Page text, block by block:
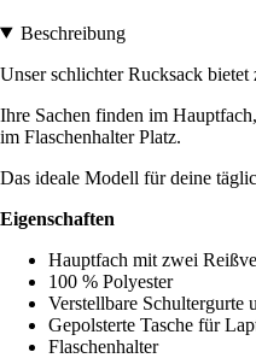
Beschreibung
Unser schlichter Rucksack bietet
Ihre Sachen finden im
im Flaschenhalter Platz.
Das ideale Modell für deine
Eigenschaften
Hauptfach mit zwei
100 % Polyester
Verstellbare Schultergurte
Gepolsterte Tasche für
Flaschenhalter